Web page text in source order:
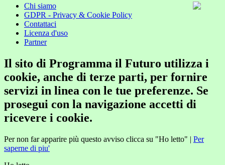
Chi siamo
GDPR - Privacy & Cookie Policy
Contattaci
Licenza d'uso
Partner
Il sito di Programma il Futuro utilizza i
cookie, anche di terze parti, per fornire
servizi in linea con le tue preferenze. Se
prosegui con la navigazione accetti di
ricevere i cookie.
Per non far apparire più questo avviso clicca su "Ho letto" | Per
saperne di piu'